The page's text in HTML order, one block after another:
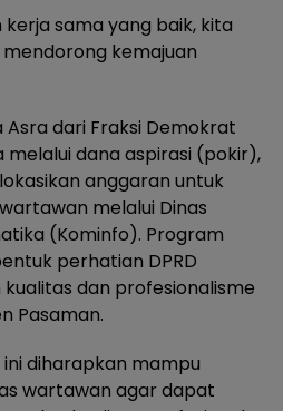
sama yang baik, kita
kemajuan
Asra dari Fraksi Demokrat
dana aspirasi (pokir),
anggaran untuk
melalui Dinas
(Kominfo). Program
perhatian DPRD
dan profesionalisme
Pasaman.
diharapkan mampu
wartawan agar dapat